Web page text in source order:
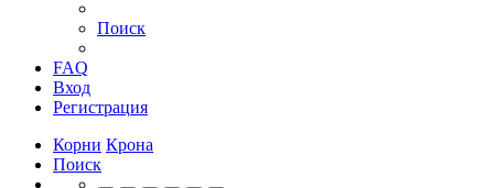
Поиск
FAQ
Вход
Регистрация
Корни Крона
Поиск